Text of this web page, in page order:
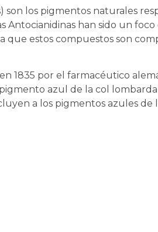
son los pigmentos naturales
Antocianidinas han sido un
que estos compuestos son
1835 por el farmacéutico
azul de la col lombarda
a los pigmentos azules de